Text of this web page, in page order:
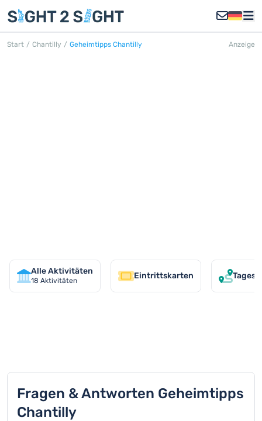
Start / Chantilly / Geheimtipps Chantilly Anzeige
Alle Aktivitäten
18 Aktivitäten Eintrittskarten
Fragen & Antworten Geheimtipps
Chantilly